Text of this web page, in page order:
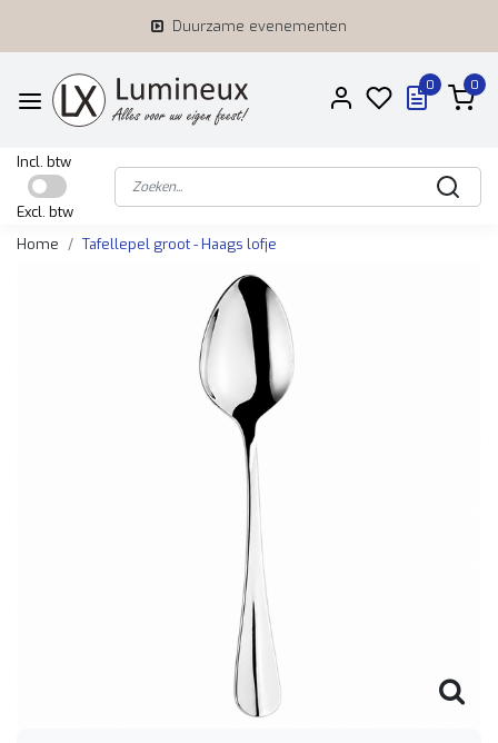
Duurzame evenementen
0 0
Incl. btw
Excl. btw
Home
Tafellepel groot - Haags lofje